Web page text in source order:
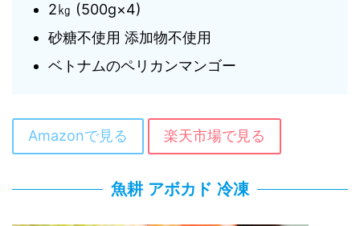
2㎏ (500g×4)
砂糖不使用 添加物不使用
ベトナムのペリカンマンゴー
Amazonで見る 楽天市場で見る
魚耕 アボカド 冷凍